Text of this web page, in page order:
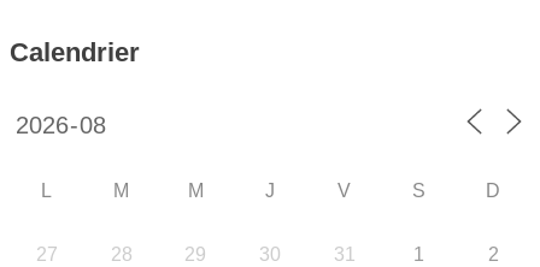
Calendrier
L M M J V S D
27 28 29 30 31 1 2